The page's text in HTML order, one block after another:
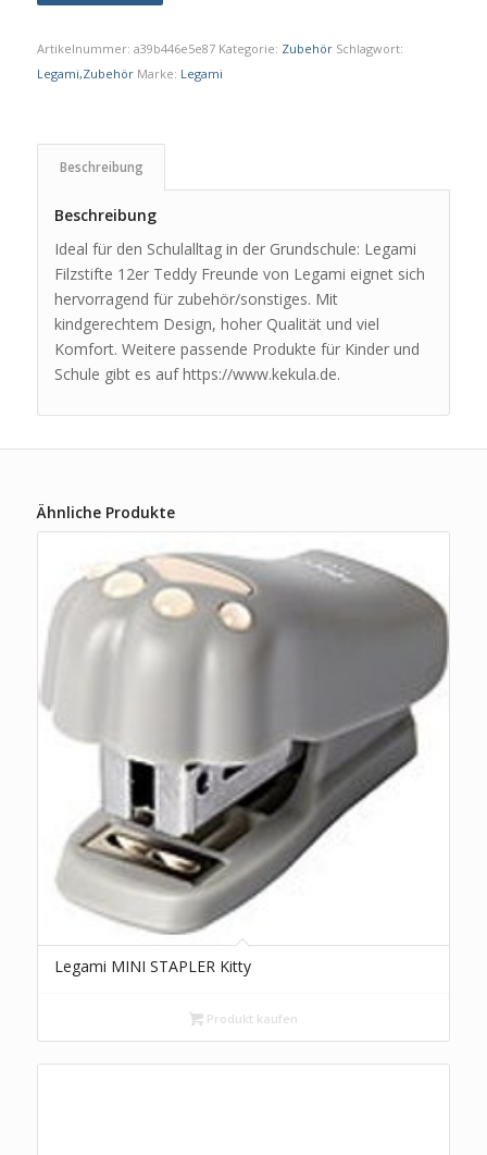
Artikelnummer: a39b446e5e87 Kategorie: Zubehör Schlagwort:
Legami,Zubehör Marke: Legami
Beschreibung
Beschreibung
Ideal für den Schulalltag in der Grundschule: Legami
Filzstifte 12er Teddy Freunde von Legami eignet sich
hervorragend für zubehör/sonstiges. Mit
kindgerechtem Design, hoher Qualität und viel
Komfort. Weitere passende Produkte für Kinder und
Schule gibt es auf https://www.kekula.de.
Ähnliche Produkte
Legami MINI STAPLER Kitty
Produkt kaufen